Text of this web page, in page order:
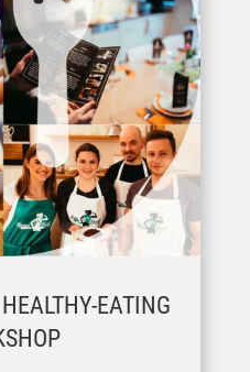
EATING